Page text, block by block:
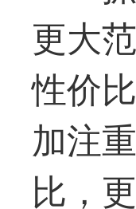
更大
性价
加注
比，